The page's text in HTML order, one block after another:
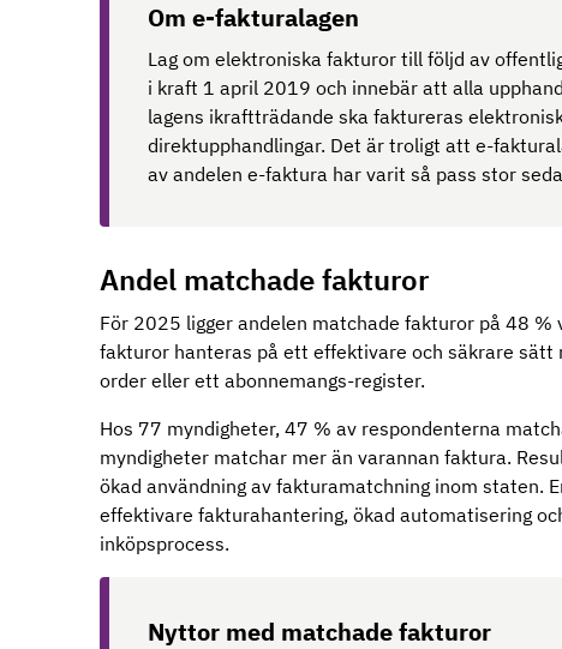
Om e-fakturalagen
Lag om elektroniska fakturor till följd av
i kraft 1 april 2019 och innebär att alla
lagens ikraftträdande ska faktureras
direktupphandlingar. Det är troligt att e-
av andelen e-faktura har varit så pass stor
Andel matchade fakturor
För 2025 ligger andelen matchade fakturor på 48
fakturor hanteras på ett effektivare och säkrare sätt
order eller ett abonnemangs-register.
Hos 77 myndigheter, 47 % av respondenterna
myndigheter matchar mer än varannan faktura.
ökad användning av fakturamatchning inom staten.
effektivare fakturahantering, ökad automatisering
inköpsprocess.
Nyttor med matchade fakturor